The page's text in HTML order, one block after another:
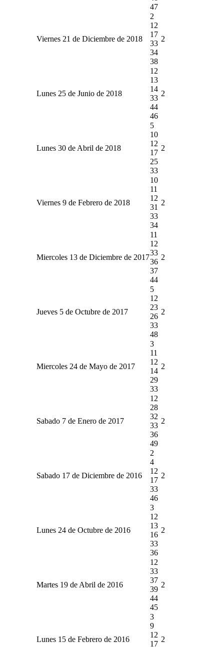
47
Viernes 21 de Diciembre de 2018
2
12
17
33
34
38
2
Lunes 25 de Junio de 2018
12
13
14
33
44
46
2
Lunes 30 de Abril de 2018
5
10
12
17
25
33
2
Viernes 9 de Febrero de 2018
10
11
12
31
33
34
2
Miercoles 13 de Diciembre de 2017
11
12
33
36
37
44
2
Jueves 5 de Octubre de 2017
5
12
23
26
33
48
2
Miercoles 24 de Mayo de 2017
3
11
12
14
29
33
2
Sabado 7 de Enero de 2017
12
28
32
33
36
49
2
Sabado 17 de Diciembre de 2016
2
4
12
17
33
46
2
Lunes 24 de Octubre de 2016
3
12
13
16
33
36
2
Martes 19 de Abril de 2016
12
33
37
39
44
45
2
Lunes 15 de Febrero de 2016
3
9
12
17
2